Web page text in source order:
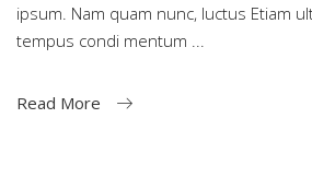
ipsum. Nam quam nunc, luctus Etiam
tempus condi mentum
Read More